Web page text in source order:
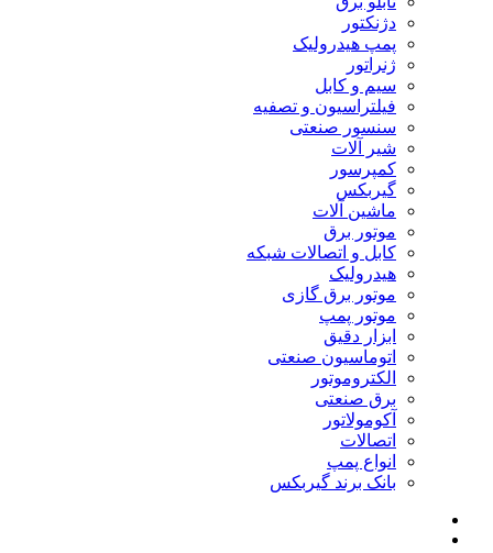
دژنکتور
پمپ هیدرولیک
ژنراتور
سیم و کابل
فیلتراسیون و تصفیه
سنسور صنعتی
شیر آلات
کمپرسور
گیربکس
ماشین آلات
موتور برق
کابل و اتصالات شبکه
هیدرولیک
موتور برق گازی
موتور پمپ
ابزار دقیق
اتوماسیون صنعتی
الکتروموتور
برق صنعتی
آکومولاتور
اتصالات
انواع پمپ
بانک برند گیربکس